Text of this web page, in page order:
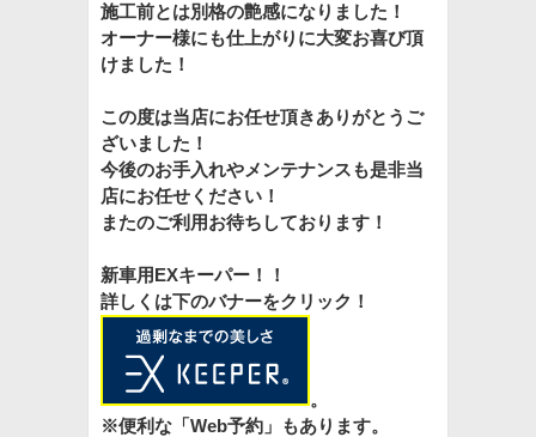
施工前とは別格の艶感になりました！
オーナー様にも仕上がりに大変お喜び頂
けました！
この度は当店にお任せ頂きありがとうご
ざいました！
今後のお手入れやメンテナンスも是非当
店にお任せください！
またのご利用お待ちしております！
新車用EXキーパー！！
詳しくは下のバナーをクリック！
。
※便利な「Web予約」もあります。